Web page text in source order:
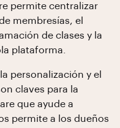
permite centralizar
membresías, el
de clases y la
plataforma.
personalización y el
claves para la
que ayude a
permite a los dueños